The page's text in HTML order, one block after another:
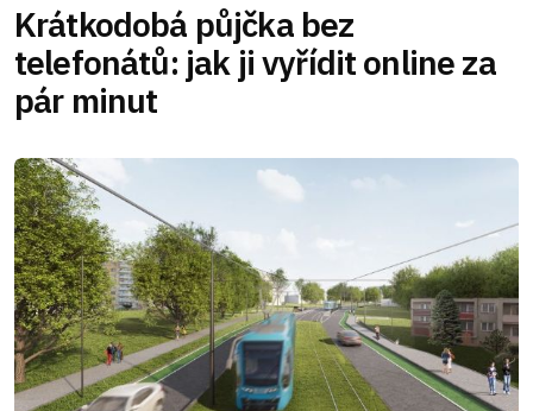
Krátkodobá půjčka bez
telefonátů: jak ji vyřídit online za
pár minut